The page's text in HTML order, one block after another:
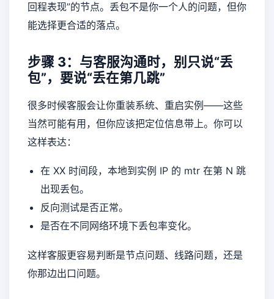
回程表现”的节点。丢包不是你一个人的问题，但你
能选择更合适的落点。
步骤 3：与客服沟通时，别只说“丢
包”，要说“丢在第几跳”
很多时候客服会让你重装系统、重启实例——这些
当然可能有用，但你应该把定位信息带上。你可以
这样表达：
在 XX 时间段，本地到实例 IP 的 mtr 在第 N 跳
出现丢包。
反向测试是否正常。
是否在不同网络环境下丢包率变化。
这样客服更容易判断是节点问题、线路问题，还是
你那边出口问题。